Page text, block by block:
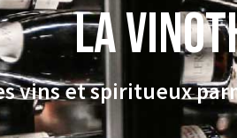
La
vins et spiritueux